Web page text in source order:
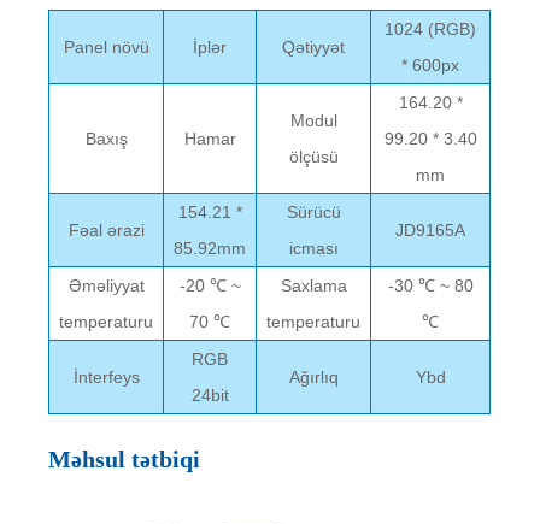
Panel növü İplər Qətiyyət
1024 (RGB)
* 600px
Baxış Hamar
Modul
ölçüsü
164.20 *
99.20 * 3.40
mm
Fəal ərazi
154.21 *
85.92mm
Sürücü
icması
JD9165A
Əməliyyat
temperaturu
-20 ℃ ~
70 ℃
Saxlama
temperaturu
-30 ℃ ~ 80
℃
İnterfeys
RGB
24bit
Ağırlıq Ybd
Məhsul tətbiqi